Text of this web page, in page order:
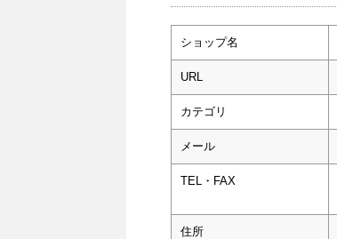
ショップ名
URL
カテゴリ
メール
TEL・FAX
住所